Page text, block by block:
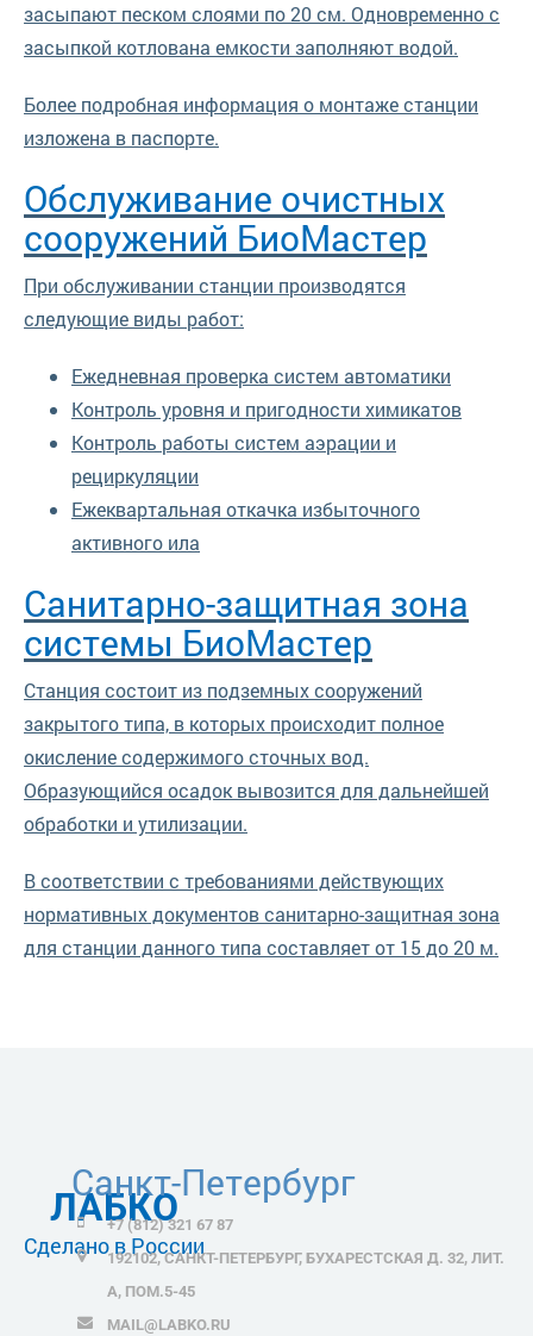
засыпают песком слоями по 20 см. Одновременно с
засыпкой котлована емкости заполняют водой.
Более подробная информация о монтаже станции
изложена в паспорте.
Обслуживание очистных
сооружений БиоМастер
При обслуживании станции производятся
следующие виды работ:
Ежедневная проверка систем автоматики
Контроль уровня и пригодности химикатов
Контроль работы систем аэрации и
рециркуляции
Ежеквартальная откачка избыточного
активного ила
Санитарно-защитная зона
системы БиоМастер
Станция состоит из подземных сооружений
закрытого типа, в которых происходит полное
окисление содержимого сточных вод.
Образующийся осадок вывозится для дальнейшей
обработки и утилизации.
В соответствии с требованиями действующих
нормативных документов санитарно-защитная зона
для станции данного типа составляет от 15 до 20 м.
ЛАБКО
Сделано в России
Санкт-Петербург
+7 (812) 321 67 87
192102, САНКТ-ПЕТЕРБУРГ, БУХАРЕСТСКАЯ Д. 32, ЛИТ.
А, ПОМ.5-45
MAIL@LABKO.RU